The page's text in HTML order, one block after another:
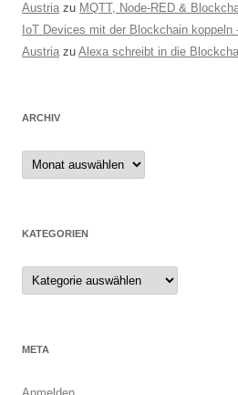
Austria zu MQTT, Node-RED &
IoT Devices mit der Blockchain
Austria zu Alexa schreibt in die
ARCHIV
Archiv
KATEGORIEN
Kategorien
META